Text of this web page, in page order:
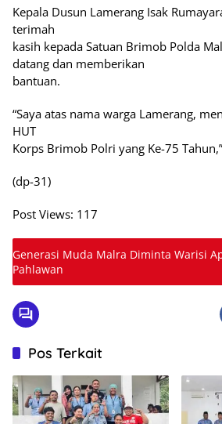
Kepala Dusun Lamerang Isak
terimah
kasih kepada Satuan Brimob Polda
datang dan memberikan
bantuan.
“Saya atas nama warga Lamerang,
HUT
Korps Brimob Polri yang Ke-75
(dp-31)
Post Views: 117
Generasi Muda Malra Diminta Warisi
Pahlawan
Pos Terkait